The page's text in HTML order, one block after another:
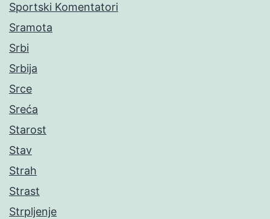
Sportski Komentatori
Sramota
Srbi
Srbija
Srce
Sreća
Starost
Stav
Strah
Strast
Strpljenje